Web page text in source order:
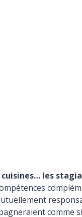
cuisines… les
comme